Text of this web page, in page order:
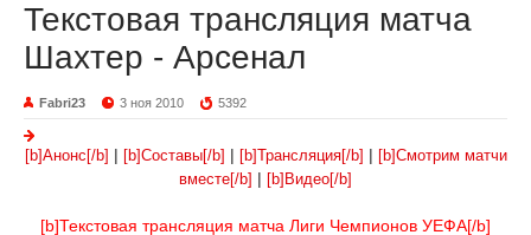
Текстовая трансляция матча
Шахтер - Арсенал
Fabri23 3 ноя 2010 5392
[b]Анонс[/b] | [b]Составы[/b] | [b]Трансляция[/b] | [b]Смотрим матчи
вместе[/b] | [b]Видео[/b]
[b]Текстовая трансляция матча Лиги Чемпионов УЕФА[/b]